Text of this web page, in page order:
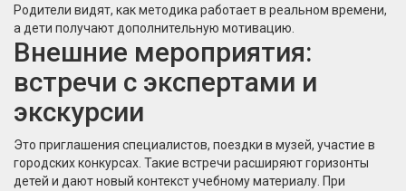
Родители видят, как методика работает в реальном времени,
а дети получают дополнительную мотивацию.
Внешние мероприятия:
встречи с экспертами и
экскурсии
Это приглашения специалистов, поездки в музей, участие в
городских конкурсах. Такие встречи расширяют горизонты
детей и дают новый контекст учебному материалу. При